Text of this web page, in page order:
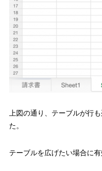
上図の通り、テーブルが行
た。
テーブルを広げたい場合に有